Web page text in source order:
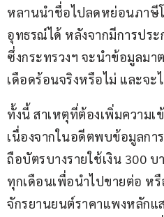
หลานนำชื่อไปลดหย่อนภาษี
อุทธรณ์ได้ หลังจากมีการปร
ซึ่งกระทรวงฯ จะนำข้อมูลมา
เดือดร้อนจริงหรือไม่ และจ
ทั้งนี้ สาเหตุที่ต้องเพิ่มความเ
เนื่องจากในอดีตพบข้อมูลกา
ถือบัตรบางรายใช้เงิน 300
ทุกเดือนเพื่อนำไปขายต่อ ห
จักรยานยนต์ราคาแพงหลักแ